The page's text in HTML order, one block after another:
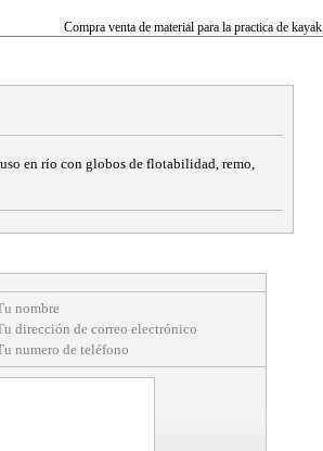
Compra venta de material para la practica de kayak
en río con globos de flotabilidad, remo,
nombre
dirección de correo electrónico
numero de teléfono